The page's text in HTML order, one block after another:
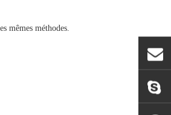
mêmes méthodes.